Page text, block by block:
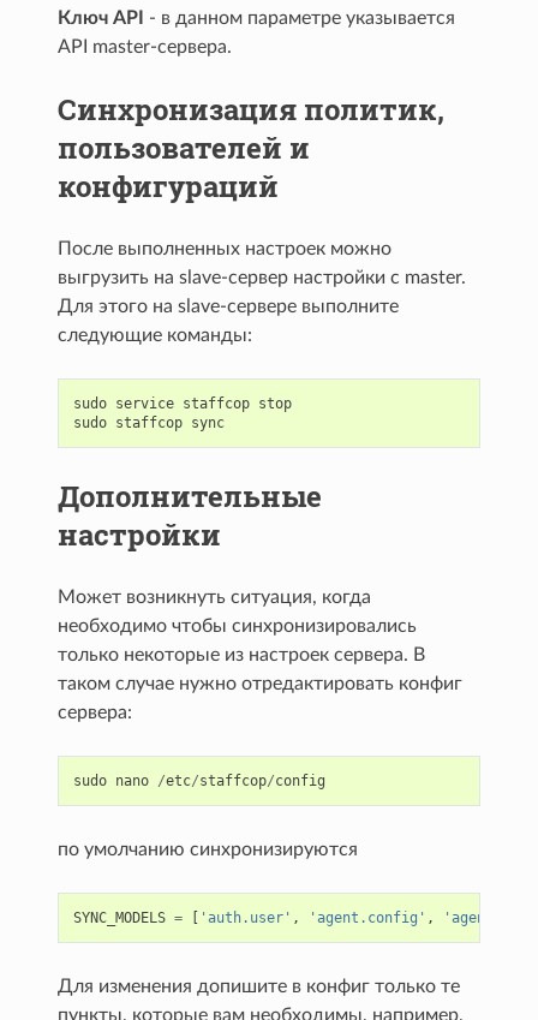
Ключ API
- в данном параметре указывается
API master-сервера.
Синхронизация политик,
пользователей и
конфигураций
После выполненных настроек можно
выгрузить на slave-сервер настройки с master.
Для этого на slave-сервере выполните
следующие команды:
sudo service staffcop stop
sudo staffcop sync
Дополнительные
настройки
Может возникнуть ситуация, когда
необходимо чтобы синхронизировались
только некоторые из настроек сервера. В
таком случае нужно отредактировать конфиг
сервера:
sudo nano /etc/staffcop/config
по умолчанию синхронизируются
SYNC_MODELS = 'auth.user' , 'agent.config' , 'agent.acl'
Для изменения допишите в конфиг только те
пункты, которые вам необходимы, например,